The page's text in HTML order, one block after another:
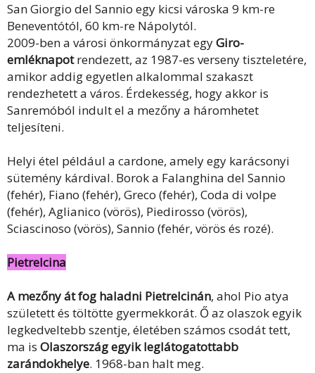
San Giorgio del Sannio egy kicsi városka 9 km-re
Beneventótól, 60 km-re Nápolytól.
2009-ben a városi önkormányzat egyGiro-
emléknapotrendezett, az 1987-es verseny tiszteletére,
amikor addig egyetlen alkalommal szakaszt
rendezhetett a város. Érdekesség, hogy akkor is
Sanremóból indult el a mezőny a háromhetet
teljesíteni.
Helyi étel például a cardone, amely egy karácsonyi
sütemény kárdival. Borok a Falanghina del Sannio
(fehér), Fiano (fehér), Greco (fehér), Coda di volpe
(fehér), Aglianico (vörös), Piedirosso (vörös),
Sciascinoso (vörös), Sannio (fehér, vörös és rozé).
Pietrelcina
A mezőny át fog haladni Pietrelcinán, ahol Pio atya
született és töltötte gyermekkorát. Ő az olaszok egyik
legkedveltebb szentje, életében számos csodát tett,
ma is Olaszország egyik leglátogatottabb
zarándokhelye. 1968-ban halt meg.